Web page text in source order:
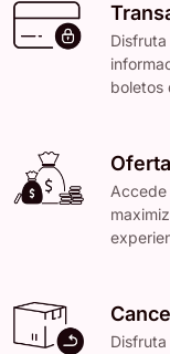
boletos
Accede